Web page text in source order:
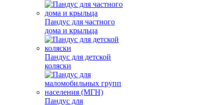
Пандус для частного
дома и крыльца
Пандус для детской
коляски
Пандус для